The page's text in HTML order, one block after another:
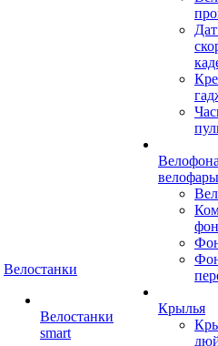
Велостанки
Велостанки
smart
велофары
Крылья